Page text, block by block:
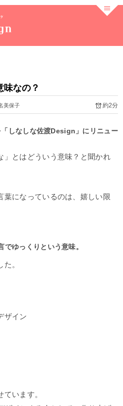
味なの？
美保子 約2分
しなしな佐渡Design」にリニュー
」とはどういう意味？と聞かれ
葉になっているのは、嬉しい限
でゆっくりという意味。
。
ザイン
います。